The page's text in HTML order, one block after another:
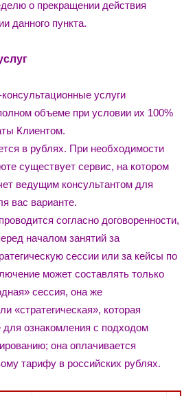
о прекращении действия
данного пункта.
услуги
объеме при условии их 100%
Клиентом.
в рублях. При необходимости
существует сервис, на котором
ведущим консультантом для
вас варианте.
согласно договоренности,
началом занятий за
сессии или за кейсы по
может составлять только
сессия, она же
«стратегическая», которая
для ознакомления с подходом
она оплачивается
тарифу в российских рублях.